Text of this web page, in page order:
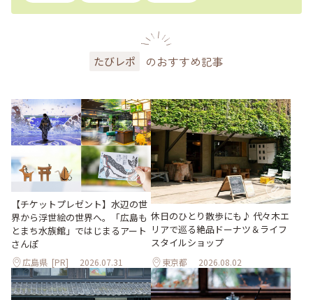
たびレポ のおすすめ記事
【チケットプレゼント】水辺の世
界から浮世絵の世界へ。「広島も
とまち水族館」ではじまるアート
さんぽ
広島県 [PR] 2026.07.31
休日のひとり散歩にも♪ 代々木エ
リアで巡る絶品ドーナツ＆ライフ
スタイルショップ
東京都 2026.08.02